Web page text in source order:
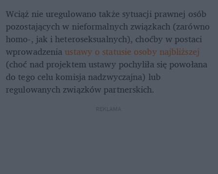
Wciąż nie uregulowano także sytuacji prawnej osób
pozostających w nieformalnych związkach (zarówno
homo-, jak i heteroseksualnych), choćby w postaci
wprowadzenia ustawy o statusie osoby najbliższej
(choć nad projektem ustawy pochyliła się powołana
do tego celu komisja nadzwyczajna) lub
regulowanych związków partnerskich.
REKLAMA